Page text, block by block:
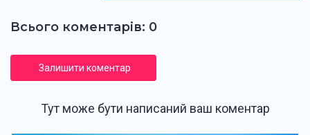
Всього коментарів: 0
Залишити коментар
Тут може бути написаний ваш коментар